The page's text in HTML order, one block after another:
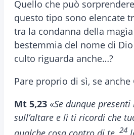
Quello che può
questo tipo sono elencate
tra la condanna della
bestemmia del nome di
culto riguarda anche…?
Pare proprio di sì, se anche
Mt 5,23 «Se dunque
sull’altare e lì ti ricordi che
24